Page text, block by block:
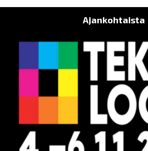
Ajankohtaista